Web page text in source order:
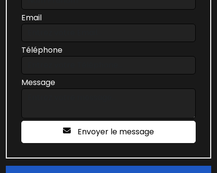
Email
Téléphone
Message
Envoyer le message